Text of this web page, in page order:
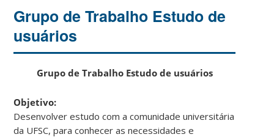
Grupo de Trabalho Estudo de
usuários
Grupo de Trabalho Estudo de usuários
Objetivo:
Desenvolver estudo com a comunidade universitária
da UFSC, para conhecer as necessidades e